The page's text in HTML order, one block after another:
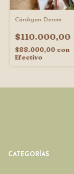
Cárdigan Denim
$110.000,00
$88.000,00 con
Efectivo
CATEGORÍAS